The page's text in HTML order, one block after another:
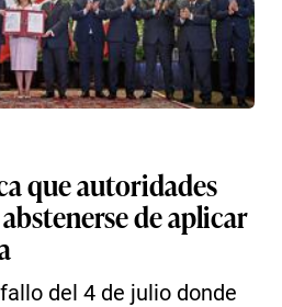
que autoridades
de aplicar
del 4 de julio donde